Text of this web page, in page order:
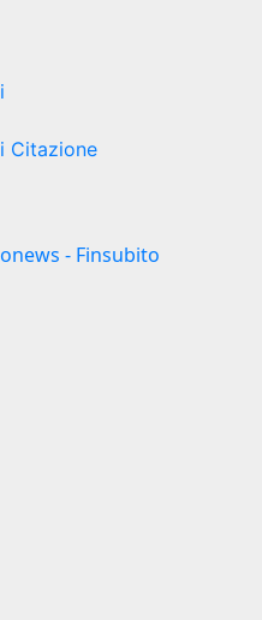
Citazione
- Finsubito